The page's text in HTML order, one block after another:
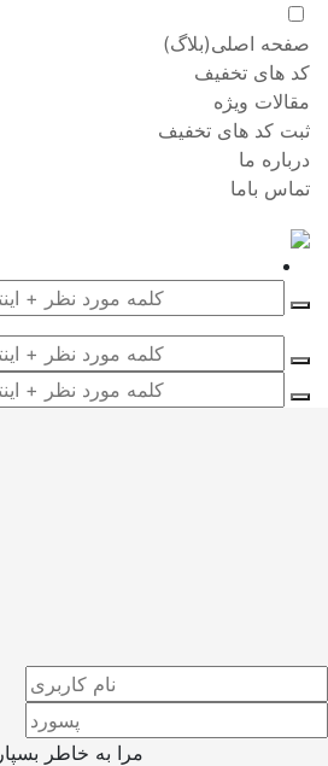
صفحه اصلی(بلاگ)
کد های تخفیف
مقالات ویژه
ثبت کد های تخفیف
درباره ما
تماس باما
مرا به خاطر بسپار